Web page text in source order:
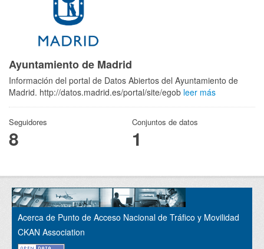
Ayuntamiento de Madrid
Información del portal de Datos Abiertos del Ayuntamiento de
Madrid. http://datos.madrid.es/portal/site/egob leer más
Seguidores
8
Conjuntos de datos
1
Acerca de Punto de Acceso Nacional de Tráfico y Movilidad
CKAN Association